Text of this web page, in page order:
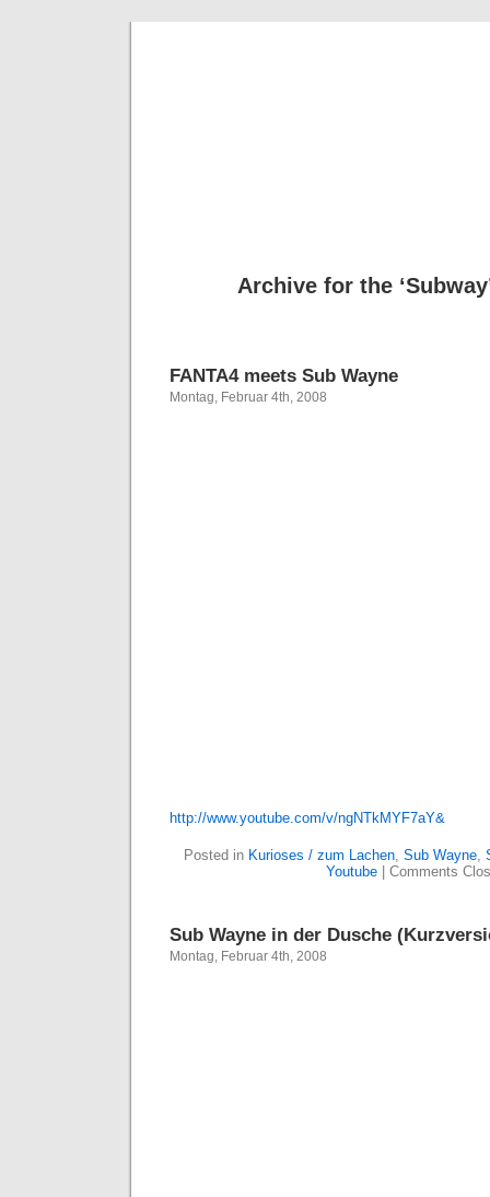
Archive for the
FANTA4 meets Sub Wayne
Montag, Februar 4th, 2008
http://www.youtube.com/v/ngNTkMYF7aY&
Posted in Kurioses / zum Lachen, Sub Wayne,
Youtube| Comments
Sub Wayne in der Dusche
Montag, Februar 4th, 2008